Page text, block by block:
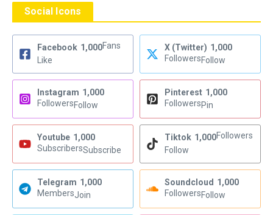
Social Icons
Facebook 1,000Fans
Like
X (Twitter) 1,000
FollowersFollow
Instagram 1,000
FollowersFollow
Pinterest 1,000
FollowersPin
Youtube 1,000
SubscribersSubscribe
Tiktok 1,000Followers
Follow
Telegram 1,000
MembersJoin
Soundcloud 1,000
FollowersFollow